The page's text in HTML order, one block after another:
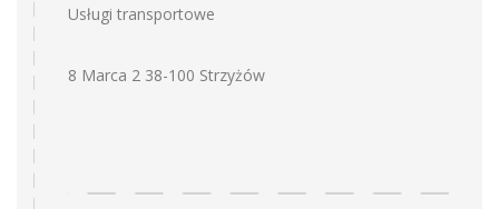
Usługi transportowe
8 Marca 2 38-100 Strzyżów